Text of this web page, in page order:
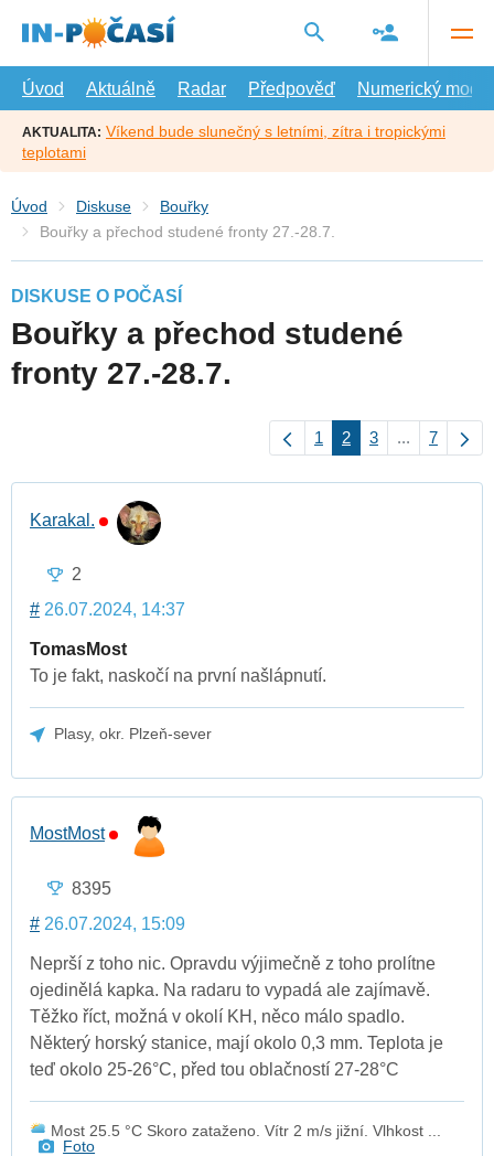
hlavní
Úvod
Aktuálně Radar Předpověď Numerický model
AKTUALITA: Víkend bude slunečný s letními, zítra i tropickými
teplotami
Úvod Diskuse
Bouřky
Bouřky a přechod studené fronty 27.-28.7.
DISKUSE O POČASÍ
Bouřky a přechod studené
fronty 27.-28.7.
1 2 3 ... 7
Karakal.
2
# 26.07.2024, 14:37
TomasMost
To je fakt, naskočí na první našlápnutí.
Plasy, okr. Plzeň-sever
MostMost
8395
# 26.07.2024, 15:09
Neprší z toho nic. Opravdu výjimečně z toho prolítne
ojedinělá kapka. Na radaru to vypadá ale zajímavě.
Těžko říct, možná v okolí KH, něco málo spadlo.
Některý horský stanice, mají okolo 0,3 mm. Teplota je
teď okolo 25-26°C, před tou oblačností 27-28°C
Most 25.5 °C Skoro zataženo. Vítr 2 m/s jižní. Vlhkost ...
Foto